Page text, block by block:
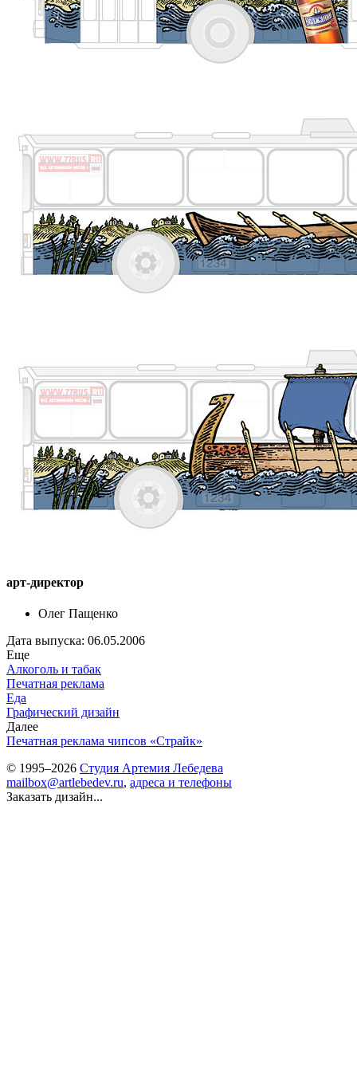
арт-директор
Олег Пащенко
Дата выпуска: 06.05.2006
Еще
Алкоголь и табак
Печатная реклама
Еда
Графический дизайн
Далее
Печатная реклама чипсов «Страйк»
© 1995–2026 Студия Артемия Лебедева
mailbox@artlebedev.ru, адреса и телефоны
Заказать дизайн...